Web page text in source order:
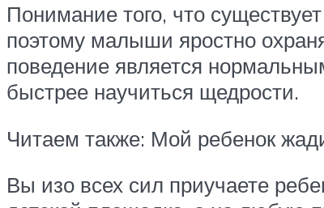
Понимание того, что
поэтому малыши яростно
поведение является
быстрее научиться щедрости.
Читаем также: Мой ребенок
Вы изо всех сил приучаете